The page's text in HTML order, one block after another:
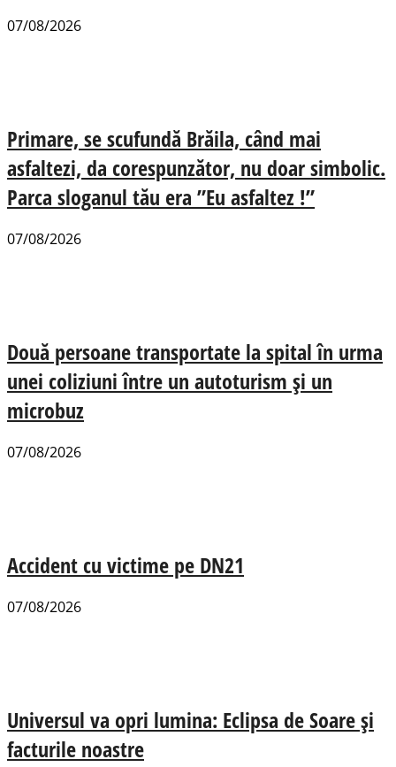
07/08/2026
Primare, se scufundă Brăila, când mai
asfaltezi, da corespunzător, nu doar simbolic.
Parca sloganul tău era ”Eu asfaltez !”
07/08/2026
Două persoane transportate la spital în urma
unei coliziuni între un autoturism și un
microbuz
07/08/2026
Accident cu victime pe DN21
07/08/2026
Universul va opri lumina: Eclipsa de Soare și
facturile noastre